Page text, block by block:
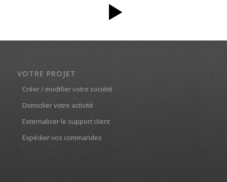
VOTRE PROJET
Créer / modifier votre société
Domicilier votre activité
Externaliser le support client
Expédier vos commandes